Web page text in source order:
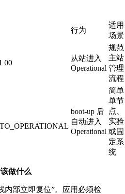
行为
适用
场景
00
从站进入
Operational
规范
主站
管理
流程
boot-up 后
自动进入
Operational
简单
单节
点、
实验
或固
定系
统
做什么
内部立即复位”。应用必须检